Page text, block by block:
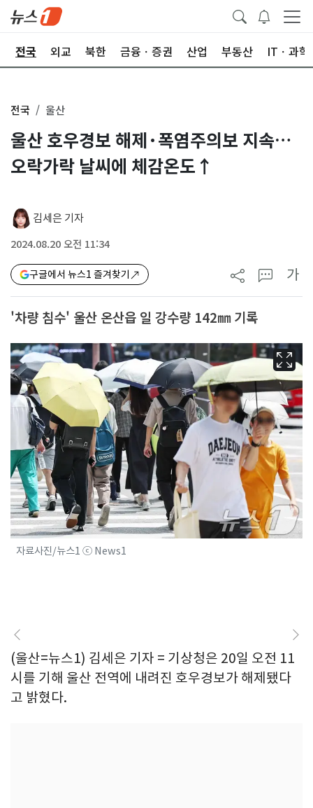
전국 외교 북한 금융ㆍ증권 산업 부동산 ITㆍ과학
전국 울산
울산 호우경보 해제·폭염주의보 지속…
오락가락 날씨에 체감온도↑
김세은 기자
2024.08.20 오전 11:34
구글에서 뉴스1 즐겨찾기 가
'차량 침수' 울산 온산읍 일 강수량 142㎜ 기록
자료사진/뉴스1 ⓒ News1
(울산=뉴스1) 김세은 기자 = 기상청은 20일 오전 11
시를 기해 울산 전역에 내려진 호우경보가 해제됐다
고 밝혔다.